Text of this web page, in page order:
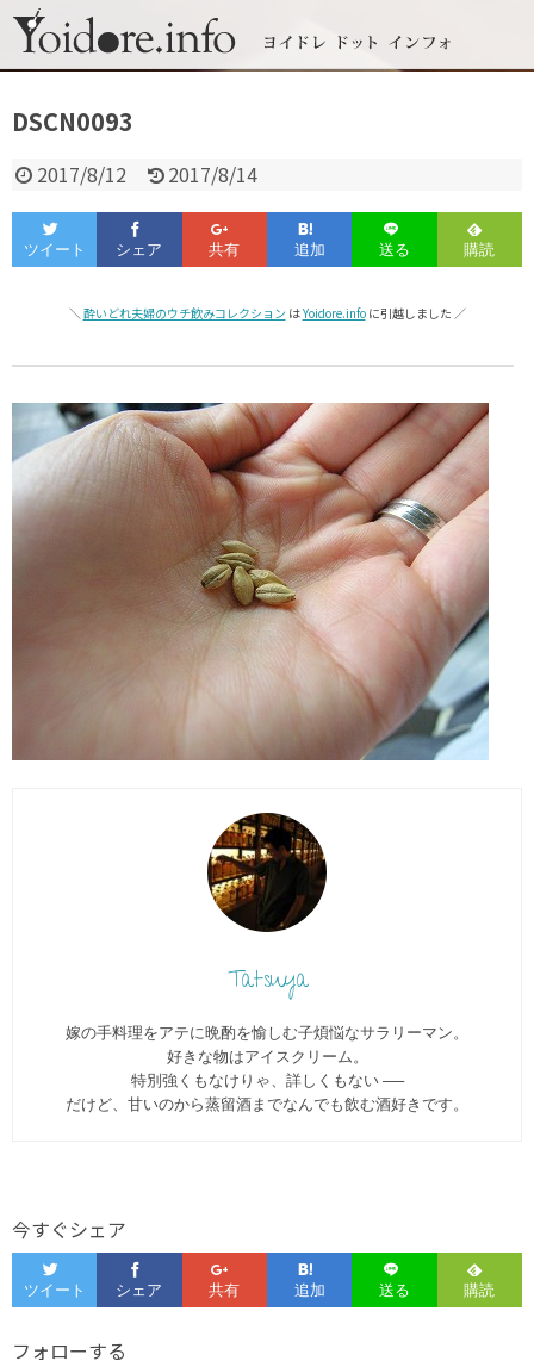
DSCN0093
2017/8/12 2017/8/14
＼ 酔いどれ夫婦のウチ飲みコレクション はYoidore.infoに引越しました ／
Tatsuya
嫁の手料理をアテに晩酌を愉しむ子煩悩なサラリーマン。
好きな物はアイスクリーム。
特別強くもなけりゃ、詳しくもない ──
だけど、甘いのから蒸留酒までなんでも飲む酒好きです。
今すぐシェア
フォローする